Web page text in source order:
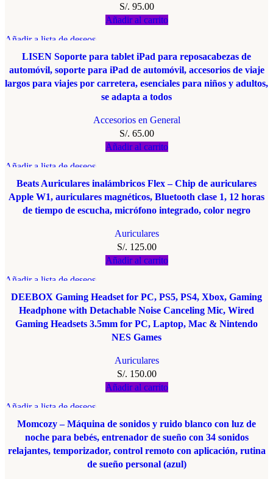
S/. 95.00
Añadir al carrito
Añadir a lista de deseos
LISEN Soporte para tablet iPad para reposacabezas de
automóvil, soporte para iPad de automóvil, accesorios de viaje
largos para viajes por carretera, esenciales para niños y adultos,
se adapta a todos
Accesorios en General
S/. 65.00
Añadir al carrito
Añadir a lista de deseos
Beats Auriculares inalámbricos Flex – Chip de auriculares
Apple W1, auriculares magnéticos, Bluetooth clase 1, 12 horas
de tiempo de escucha, micrófono integrado, color negro
Auriculares
S/. 125.00
Añadir al carrito
Añadir a lista de deseos
DEEBOX Gaming Headset for PC, PS5, PS4, Xbox, Gaming
Headphone with Detachable Noise Canceling Mic, Wired
Gaming Headsets 3.5mm for PC, Laptop, Mac & Nintendo
NES Games
Auriculares
S/. 150.00
Añadir al carrito
Añadir a lista de deseos
Momcozy – Máquina de sonidos y ruido blanco con luz de
noche para bebés, entrenador de sueño con 34 sonidos
relajantes, temporizador, control remoto con aplicación, rutina
de sueño personal (azul)